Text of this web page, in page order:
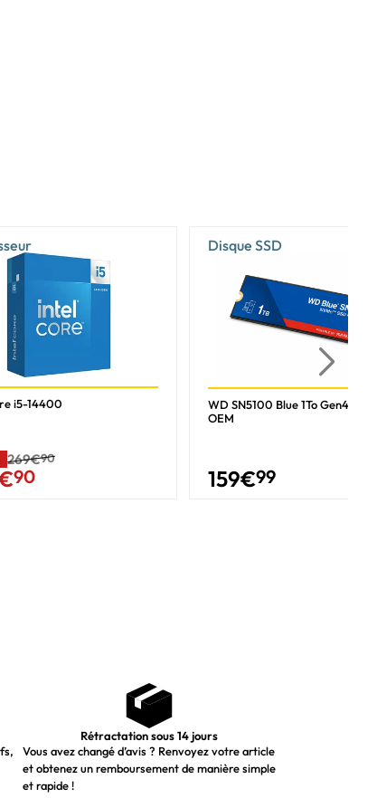
i5-14400
269€90
90
Disque SSD
WD SN5100 Blue 1To Gen4
OEM
159€99
Rétractation sous 14 jours
Vous avez changé d’avis ? Renvoyez votre article
et obtenez un remboursement de manière simple
et rapide !